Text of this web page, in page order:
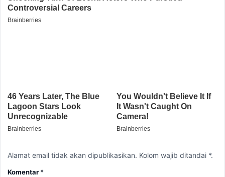
Alamat email tidak akan dipublikasikan. Kolom wajib ditandai *.
Komentar *